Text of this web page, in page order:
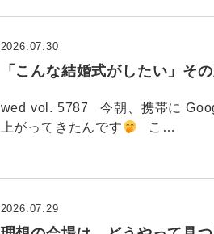
「こんな結婚式がしたい」そ
2026.07.30
wed vol. 5787 今朝、携帯に
上がってきたんです
こ…
2026.07.29